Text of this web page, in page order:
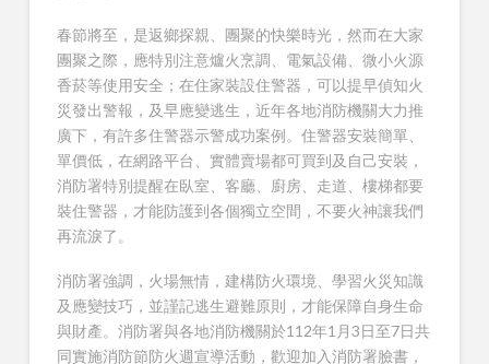
春節將至，是返鄉探親、團聚的快樂時光，然而在大家
團聚之際，應特別注意爐火烹調、電氣設備、微小火源
香菸等使用安全；在住家裝設住警器，可以提早偵知火
災發出警報，及早應變逃生，近年各地消防機關大力推
廣下，有許多住警器示警成功案例。住警器安裝簡單、
單價低，在網路平台、實體賣場都可買到及自己安裝，
消防署特別提醒在臥室、客廳、廚房、走道、樓梯都要
裝住警器，才能防護到各個獨立空間，不要火神讓我們
再流淚了。
消防署強調，火場無情，建構防火環境、學習火災知識
及應變技巧，並謹記逃生避難原則，才能保障自身生命
與財產。消防署與各地消防機關於112年1月3日至7日共
同實施消防節防火週宣導活動，歡迎加入消防署臉書，